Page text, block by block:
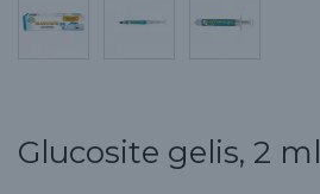
Glucosite gelis, 2 ml